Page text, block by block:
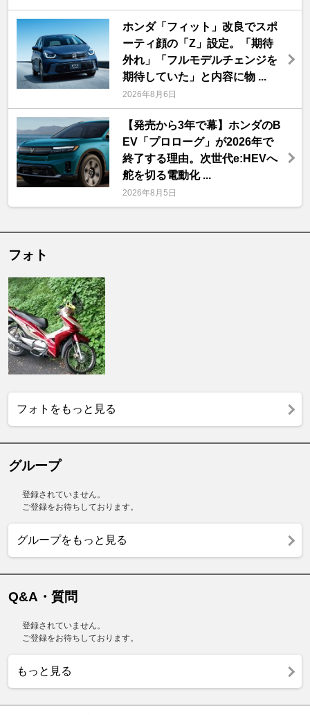
ホンダ「フィット」改良でスポ
ーティ顔の「Z」設定。「期待
外れ」「フルモデルチェンジを
期待していた」と内容に物 ...
2026年8月6日
【発売から3年で幕】ホンダのB
EV「プロローグ」が2026年で
終了する理由。次世代e:HEVへ
舵を切る電動化 ...
2026年8月5日
フォト
フォトをもっと見る
グループ
登録されていません。
ご登録をお待ちしております。
グループをもっと見る
Q&A・質問
登録されていません。
ご登録をお待ちしております。
もっと見る